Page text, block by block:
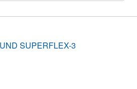
SUPERFLEX-3